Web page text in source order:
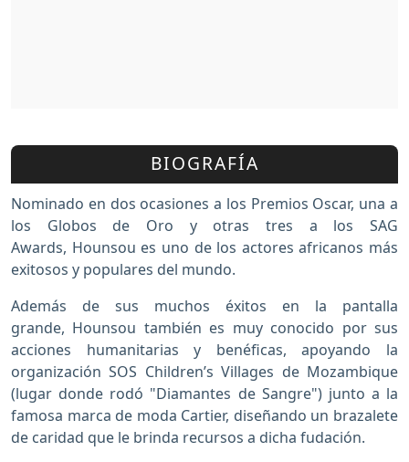
BIOGRAFÍA
Nominado en dos ocasiones a los Premios Oscar, una a
los Globos de Oro y otras tres a los SAG
Awards, Hounsou es uno de los actores africanos más
exitosos y populares del mundo.
Además de sus muchos éxitos en la pantalla
grande, Hounsou también es muy conocido por sus
acciones humanitarias y benéficas, apoyando la
organización SOS Children’s Villages de Mozambique
(lugar donde rodó "Diamantes de Sangre") junto a la
famosa marca de moda Cartier, diseñando un brazalete
de caridad que le brinda recursos a dicha fudación.